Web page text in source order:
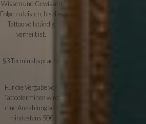
Wissen und Gewissen
Folge zu leisten, bis das
Tattoo vollständig
verheilt ist.
§3 Terminabsprache
Für die Vergabe von
Tattooterminen wird
eine Anzahlung von
mindestens 50€